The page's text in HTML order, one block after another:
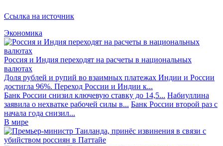
Ссылка на источник
Экономика
Россия и Индия переходят на расчеты в национальных
валютах
Доля рублей и рупий во взаимных платежах Индии и России
достигла 96%. Переход России и Индии к...
Банк России снизил ключевую ставку до 14,5... Набиуллина
заявила о нехватке рабочей силы в... Банк России второй раз с
начала года снизил...
В мире